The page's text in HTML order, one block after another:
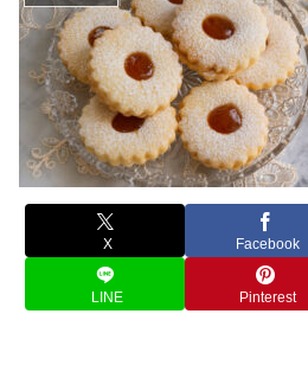
X Facebook
LINE Pinterest